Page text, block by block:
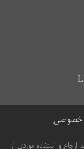
خصوصی
و استفاده موردی از